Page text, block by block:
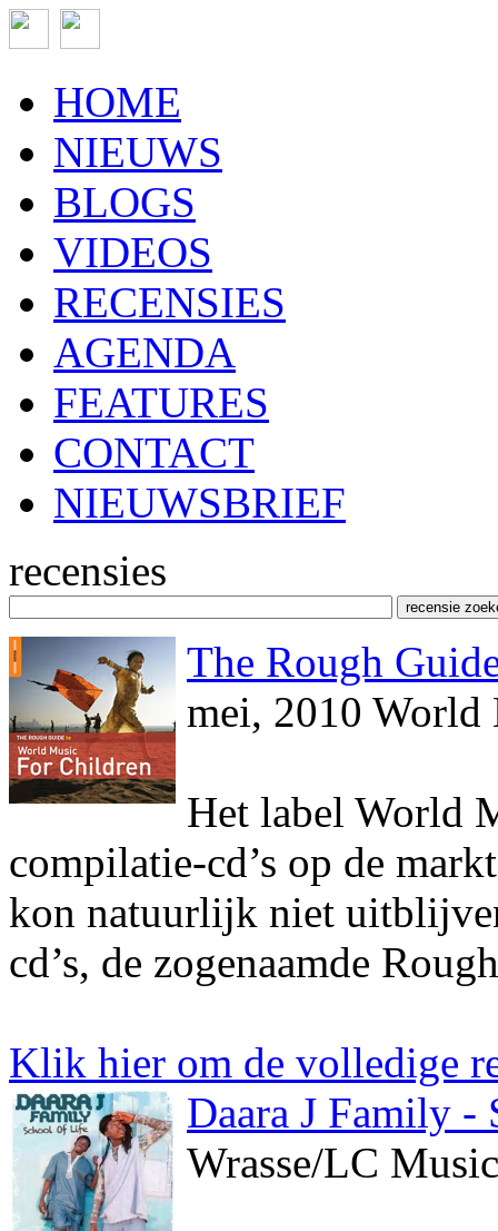
HOME
NIEUWS
BLOGS
VIDEOS
RECENSIES
AGENDA
FEATURES
CONTACT
NIEUWSBRIEF
recensies
The Rough
mei, 2010
Het label World
compilatie-cd’s op de
kon natuurlijk niet
cd’s, de zogenaamde
Klik hier om de volledige
Daara J Family
Wrasse/LC Music